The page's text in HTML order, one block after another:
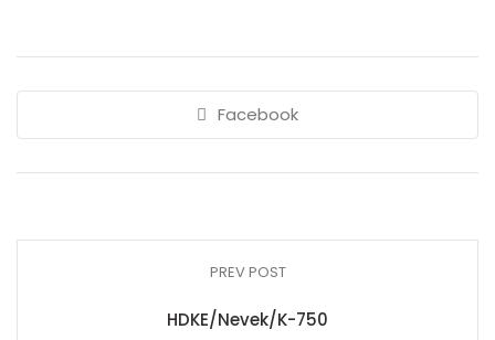
Facebook
PREV POST
HDKE/Nevek/K-750